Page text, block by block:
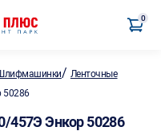
0
/ Ленточные
Энкор 50286